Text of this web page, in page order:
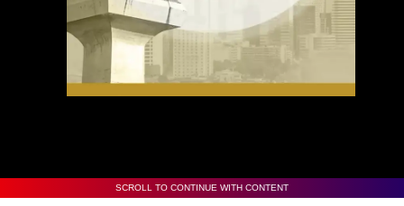
SCROLL TO CONTINUE WITH CONTENT